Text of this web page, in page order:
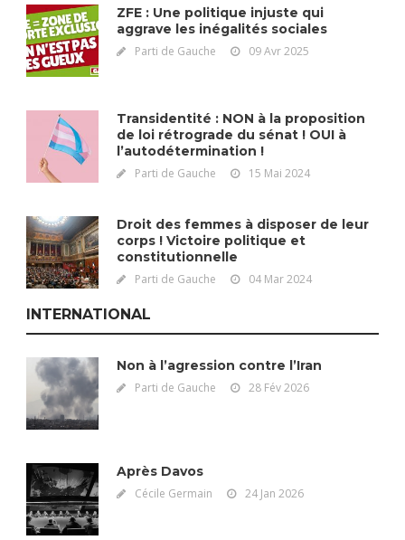
ZFE : Une politique injuste qui
aggrave les inégalités sociales
Parti de Gauche 09 Avr 2025
Transidentité : NON à la proposition
de loi rétrograde du sénat ! OUI à
l’autodétermination !
Parti de Gauche 15 Mai 2024
Droit des femmes à disposer de leur
corps ! Victoire politique et
constitutionnelle
Parti de Gauche 04 Mar 2024
INTERNATIONAL
Non à l’agression contre l’Iran
Parti de Gauche 28 Fév 2026
Après Davos
Cécile Germain 24 Jan 2026